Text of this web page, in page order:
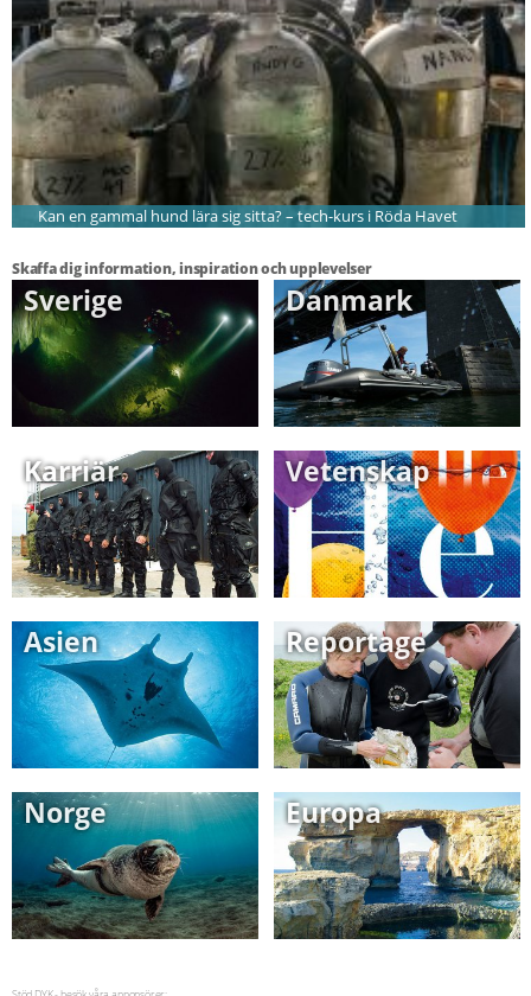
Kan en gammal hund lära sig sitta? – tech-kurs i Röda Havet
Skaffa dig information, inspiration och upplevelser
Sverige Danmark
Karriär Vetenskap
Asien Reportage
Norge Europa